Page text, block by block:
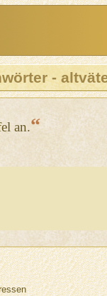
-
an.“